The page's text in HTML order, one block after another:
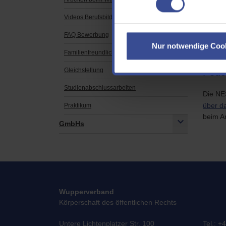
Nur notwendige
Videos Berufsbilder
FAQ Bewerbung
Familienfreundlichkeit
Gleichstellung
Studienabschlussarbeiten
Praktikum
GmbHs
Film
Die
über
beim
Wupperverband
Körperschaft des öffentlichen Rechts
Untere Lichtenplatzer Str. 100 Tel.: